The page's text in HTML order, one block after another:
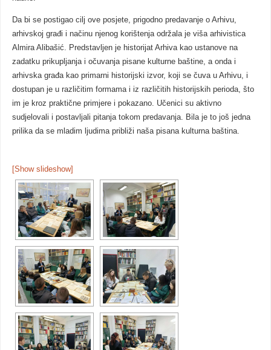
Da bi se postigao cilj ove posjete, prigodno predavanje o Arhivu,
arhivskoj građi i načinu njenog korištenja održala je viša arhivistica
Almira Alibašić. Predstavljen je historijat Arhiva kao ustanove na
zadatku prikupljanja i očuvanja pisane kulturne baštine, a onda i
arhivska građa kao primarni historijski izvor, koji se čuva u Arhivu, i
dostupan je u različitim formama i iz različitih historijskih perioda, što
im je kroz praktične primjere i pokazano. Učenici su aktivno
sudjelovali i postavljali pitanja tokom predavanja. Bila je to još jedna
prilika da se mladim ljudima približi naša pisana kulturna baština.
[Show slideshow]